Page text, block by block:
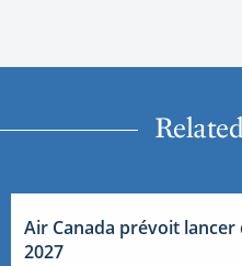
Air Canada prévoit
2027